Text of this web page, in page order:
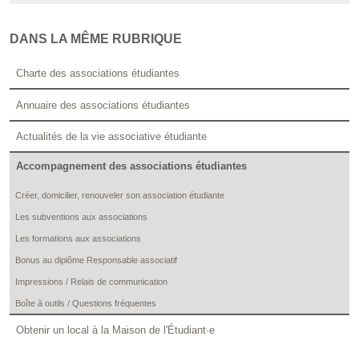
DANS LA MÊME RUBRIQUE
Charte des associations étudiantes
Annuaire des associations étudiantes
Actualités de la vie associative étudiante
Accompagnement des associations étudiantes
Créer, domicilier, renouveler son association étudiante
Les subventions aux associations
Les formations aux associations
Bonus au diplôme Responsable associatif
Impressions / Relais de communication
Boîte à outils / Questions fréquentes
Obtenir un local à la Maison de l'Étudiant·e